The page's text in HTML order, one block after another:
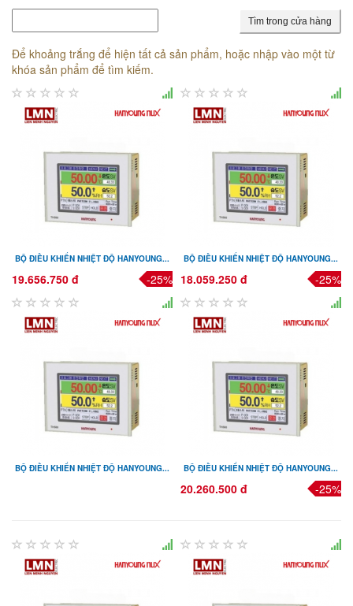
Tìm trong cửa hàng
Để khoảng trắng để hiện tất cả sản phẩm, hoặc nhập vào một từ
khóa sản phẩm để tìm kiếm.
BỘ ĐIỀU KHIỂN NHIỆT ĐỘ HANYOUNG...
19.656.750 đ -25%
BỘ ĐIỀU KHIỂN NHIỆT ĐỘ HANYOUNG...
18.059.250 đ -25%
BỘ ĐIỀU KHIỂN NHIỆT ĐỘ HANYOUNG... BỘ ĐIỀU KHIỂN NHIỆT ĐỘ HANYOUNG...
20.260.500 đ -25%